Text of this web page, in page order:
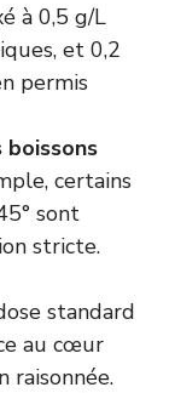
à 0,5 g/L
et 0,2
permis
certains
sont
stricte.
standard
au cœur
raisonnée.